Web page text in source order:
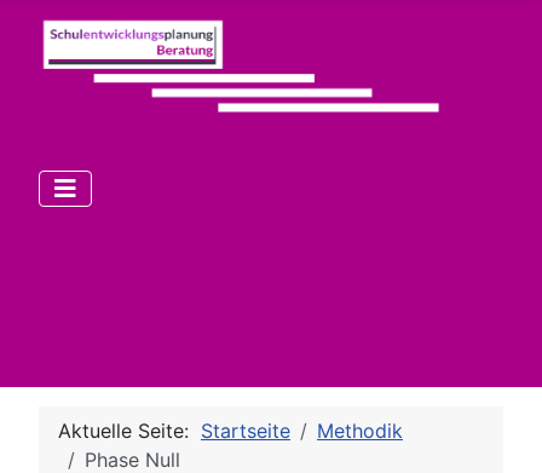
Aktuelle Seite: Startseite
Methodik
Phase Null